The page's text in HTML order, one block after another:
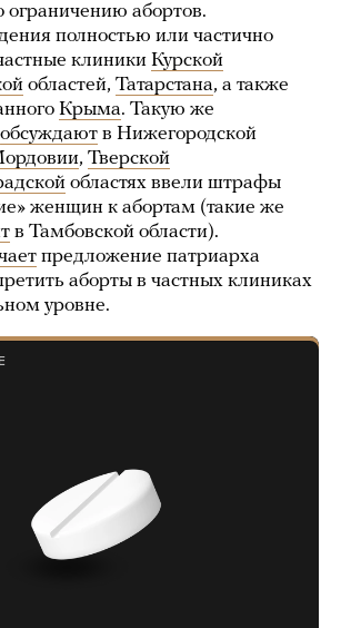
ограничению абортов.
полностью или частично
клиники Курской
областей, Татарстана, а также
Крыма. Такую же
обсуждают в Нижегородской
, Тверской
областях ввели штрафы
женщин к абортам (такие же
в Тамбовской области).
предложение патриарха
аборты в частных клиниках
уровне.